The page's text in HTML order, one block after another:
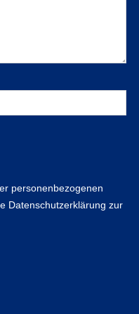
personenbezogenen
Datenschutzerklärung zur